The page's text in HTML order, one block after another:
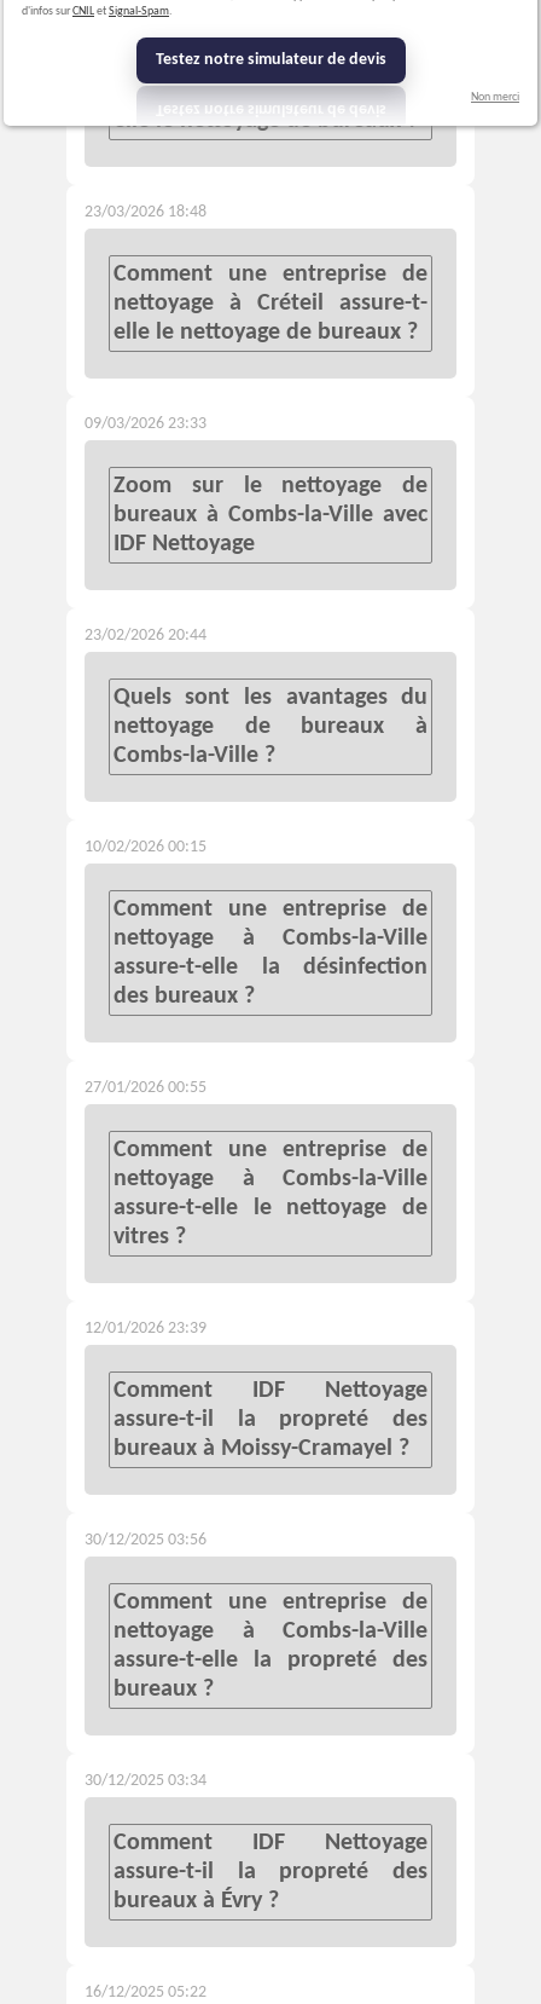
d'infos surCNILetSignal-Spam.
Testez notre simulateur de devis
Non merci
Comment une entreprise de
nettoyage à Créteil assure-t-
elle le nettoyage de bureaux ?
23/03/2026 18:48
Comment une entreprise de
nettoyage à Créteil assure-t-
elle le nettoyage de bureaux ?
09/03/2026 23:33
Zoom sur le nettoyage de
bureaux à Combs-la-Ville avec
IDF Nettoyage
23/02/2026 20:44
Quels sont les avantages du
nettoyage de bureaux à
Combs-la-Ville ?
10/02/2026 00:15
Comment une entreprise de
nettoyage à Combs-la-Ville
assure-t-elle la désinfection
des bureaux ?
27/01/2026 00:55
Comment une entreprise de
nettoyage à Combs-la-Ville
assure-t-elle le nettoyage de
vitres ?
12/01/2026 23:39
Comment IDF Nettoyage
assure-t-il la propreté des
bureaux à Moissy-Cramayel ?
30/12/2025 03:56
Comment une entreprise de
nettoyage à Combs-la-Ville
assure-t-elle la propreté des
bureaux ?
30/12/2025 03:34
Comment IDF Nettoyage
assure-t-il la propreté des
bureaux à Évry ?
16/12/2025 05:22